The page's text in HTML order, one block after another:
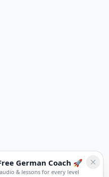
German Coach 🚀
& lessons for every level